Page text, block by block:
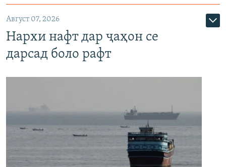
Август 07, 2026
Нархи нафт дар ҷаҳон се
дарсад боло рафт